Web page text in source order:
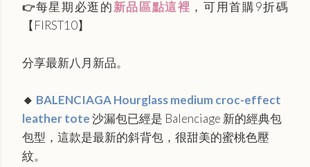
👉每星期必逛的新品區點這裡 ，可用首購9折碼
【FIRST10】
分享最新八月新品。
🔸 BALENCIAGA Hourglass medium croc-effect
leather tote沙漏包已經是 Balenciage 新的經典包
包型，這款是最新的斜背包，很甜美的蜜桃色壓
紋。